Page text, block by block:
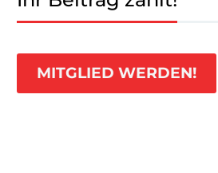
MITGLIED WERDEN!